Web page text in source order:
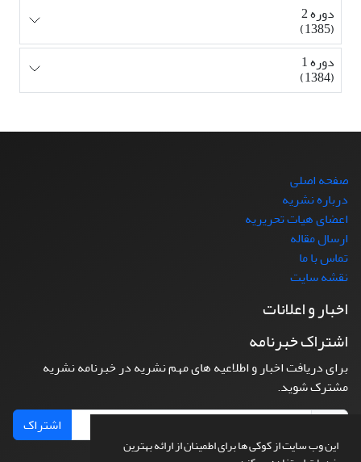
این وب سایت از کوکی ها برای اطمینان از ارائه بهترین
دوره 2
(1385)
دوره 1
(1384)
صفحه اصلی
درباره نشریه
اعضای هیات تحریریه
ارسال مقاله
تماس با ما
نقشه سایت
اخبار و اعلانات
اشتراک خبرنامه
برای دریافت اخبار و اطلاعیه های مهم نشریه در خبرنامه نشریه
مشترک شوید.
اشتراک